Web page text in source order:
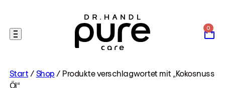
content
Start/Shop/ Produkte verschlagwortet mit „Kokosnuss
Öl“